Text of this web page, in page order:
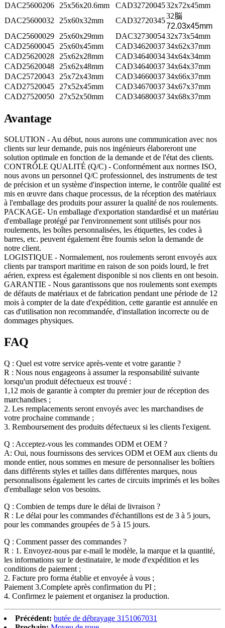
DAC25600206
25x56x20.6mm CAD3272004532x72x45mm
DAC25600032
25x60x32mm CAD32720345
32 脳
72.03x45mm
DAC25600029
25x60x29mm DAC3273005432x73x54mm
CAD25600045
25x60x45mm CAD3462003734x62x37mm
CAD25620028
25x62x28mm CAD3464003434x64x34mm
CAD25620048
25x62x48mm CAD3464003734x64x37mm
DAC25720043
25x72x43mm CAD3466003734x66x37mm
CAD27520045
27x52x45mm CAD3467003734x67x37mm
CAD27520050
27x52x50mm CAD3468003734x68x37mm
Avantage
SOLUTION - Au début, nous aurons une communication avec nos
clients sur leur demande, puis nos ingénieurs élaboreront une
solution optimale en fonction de la demande et de l'état des clients.
CONTRÔLE QUALITÉ (Q/C) - Conformément aux normes ISO,
nous avons un personnel Q/C professionnel, des instruments de test
de précision et un système d'inspection interne, le contrôle qualité est
mis en œuvre dans chaque processus, de la réception des matériaux
à l'emballage des produits pour assurer la qualité de nos roulements.
PACKAGE- Un emballage d'exportation standardisé et un matériau
d'emballage protégé par l'environnement sont utilisés pour nos
roulements, les boîtes personnalisées, les étiquettes, les codes à
barres, etc. peuvent également être fournis selon la demande de
notre client.
LOGISTIQUE - Normalement, nos roulements seront envoyés aux
clients par transport maritime en raison de son poids lourd, le fret
aérien, express est également disponible si nos clients en ont besoin.
GARANTIE - Nous garantissons que nos roulements sont exempts
de défauts de matériaux et de fabrication pendant une période de 12
mois à compter de la date d'expédition, cette garantie est annulée en
cas d'utilisation non recommandée, d'installation incorrecte ou de
dommages physiques.
FAQ
Q : Quel est votre service après-vente et votre garantie ?
R : Nous nous engageons à assumer la responsabilité suivante
lorsqu'un produit défectueux est trouvé :
1,12 mois de garantie à compter du premier jour de réception des
marchandises ;
2. Les remplacements seront envoyés avec les marchandises de
votre prochaine commande ;
3. Remboursement des produits défectueux si les clients l'exigent.
Q : Acceptez-vous les commandes ODM et OEM ?
A: Oui, nous fournissons des services ODM et OEM aux clients du
monde entier, nous sommes en mesure de personnaliser les boîtiers
dans différents styles et tailles dans différentes marques, nous
personnalisons également les cartes de circuits imprimés et les boîtes
d'emballage selon vos besoins.
Q : Combien de temps dure le délai de livraison ?
R : Le délai pour les commandes d'échantillons est de 3 à 5 jours,
pour les commandes groupées de 5 à 15 jours.
Q : Comment passer des commandes ?
R : 1. Envoyez-nous par e-mail le modèle, la marque et la quantité,
les informations sur le destinataire, le mode d'expédition et les
conditions de paiement ;
2. Facture pro forma établie et envoyée à vous ;
Paiement 3.Complete après confirmation du PI ;
4. Confirmez le paiement et organisez la production.
Précédent: butée de débrayage 3151067031